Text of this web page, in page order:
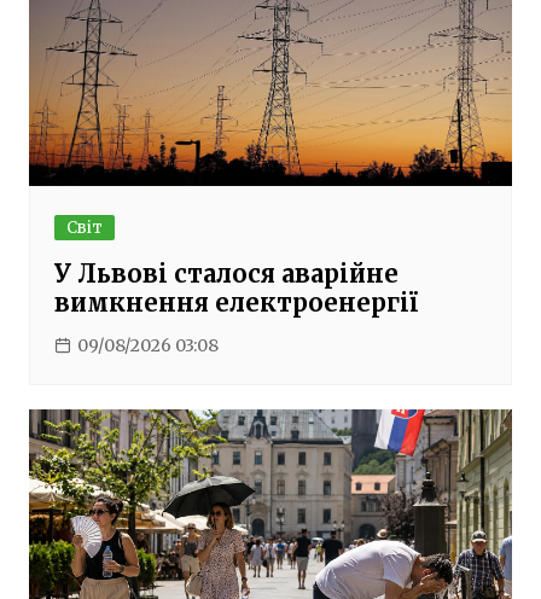
Світ
У Львові сталося аварійне
вимкнення електроенергії
09/08/2026 03:08